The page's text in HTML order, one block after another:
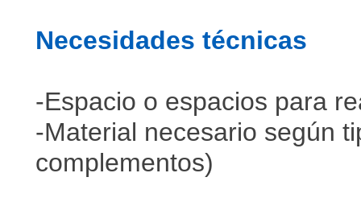
Necesidades técnicas
-Espacio o espacios para
-Material necesario según
complementos)